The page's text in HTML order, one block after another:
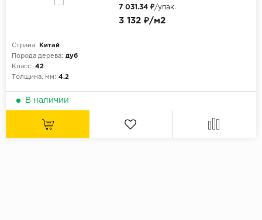
Страна:
Китай
Порода дерева: дуб
Класс: 42
Толщина, мм: 4.2
3 132 ₽/м2
7 031.34 ₽/упак.
В наличии